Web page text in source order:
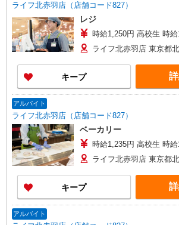
ライフ北赤羽店（店舗コード827）
レジ
時給1,250円 高校生
ライフ北赤羽店 東京都
キープ
アルバイト
ライフ北赤羽店（店舗コード827）
ベーカリー
時給1,235円 高校生
ライフ北赤羽店 東京都
キープ
アルバイト